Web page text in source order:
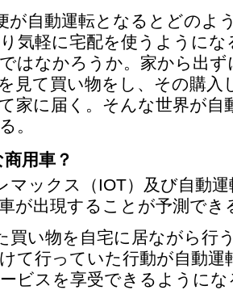
が自動運転となるとどのよ
気軽に宅配を使うようにな
はなかろうか。家から出
見て買い物をし、その購入
家に届く。そんな世界が自
。
用車？
マックス（IOT）及び自動
が出現することが予測でき
買い物を自宅に居ながら行
て行っていた行動が自動運
ビスを享受できるように